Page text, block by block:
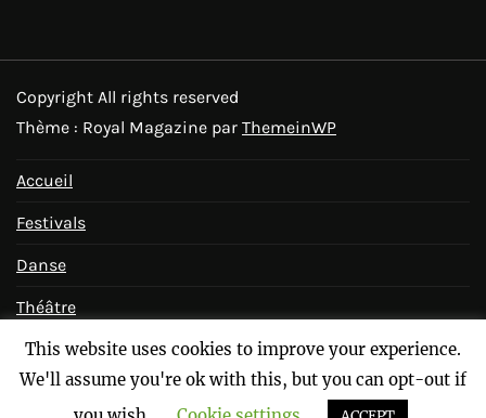
Copyright All rights reserved
Thème : Royal Magazine par ThemeinWP
Accueil
Festivals
Danse
Théâtre
Bêtisier
Contactez-nous !
This website uses cookies to improve your experience.
We'll assume you're ok with this, but you can opt-out if